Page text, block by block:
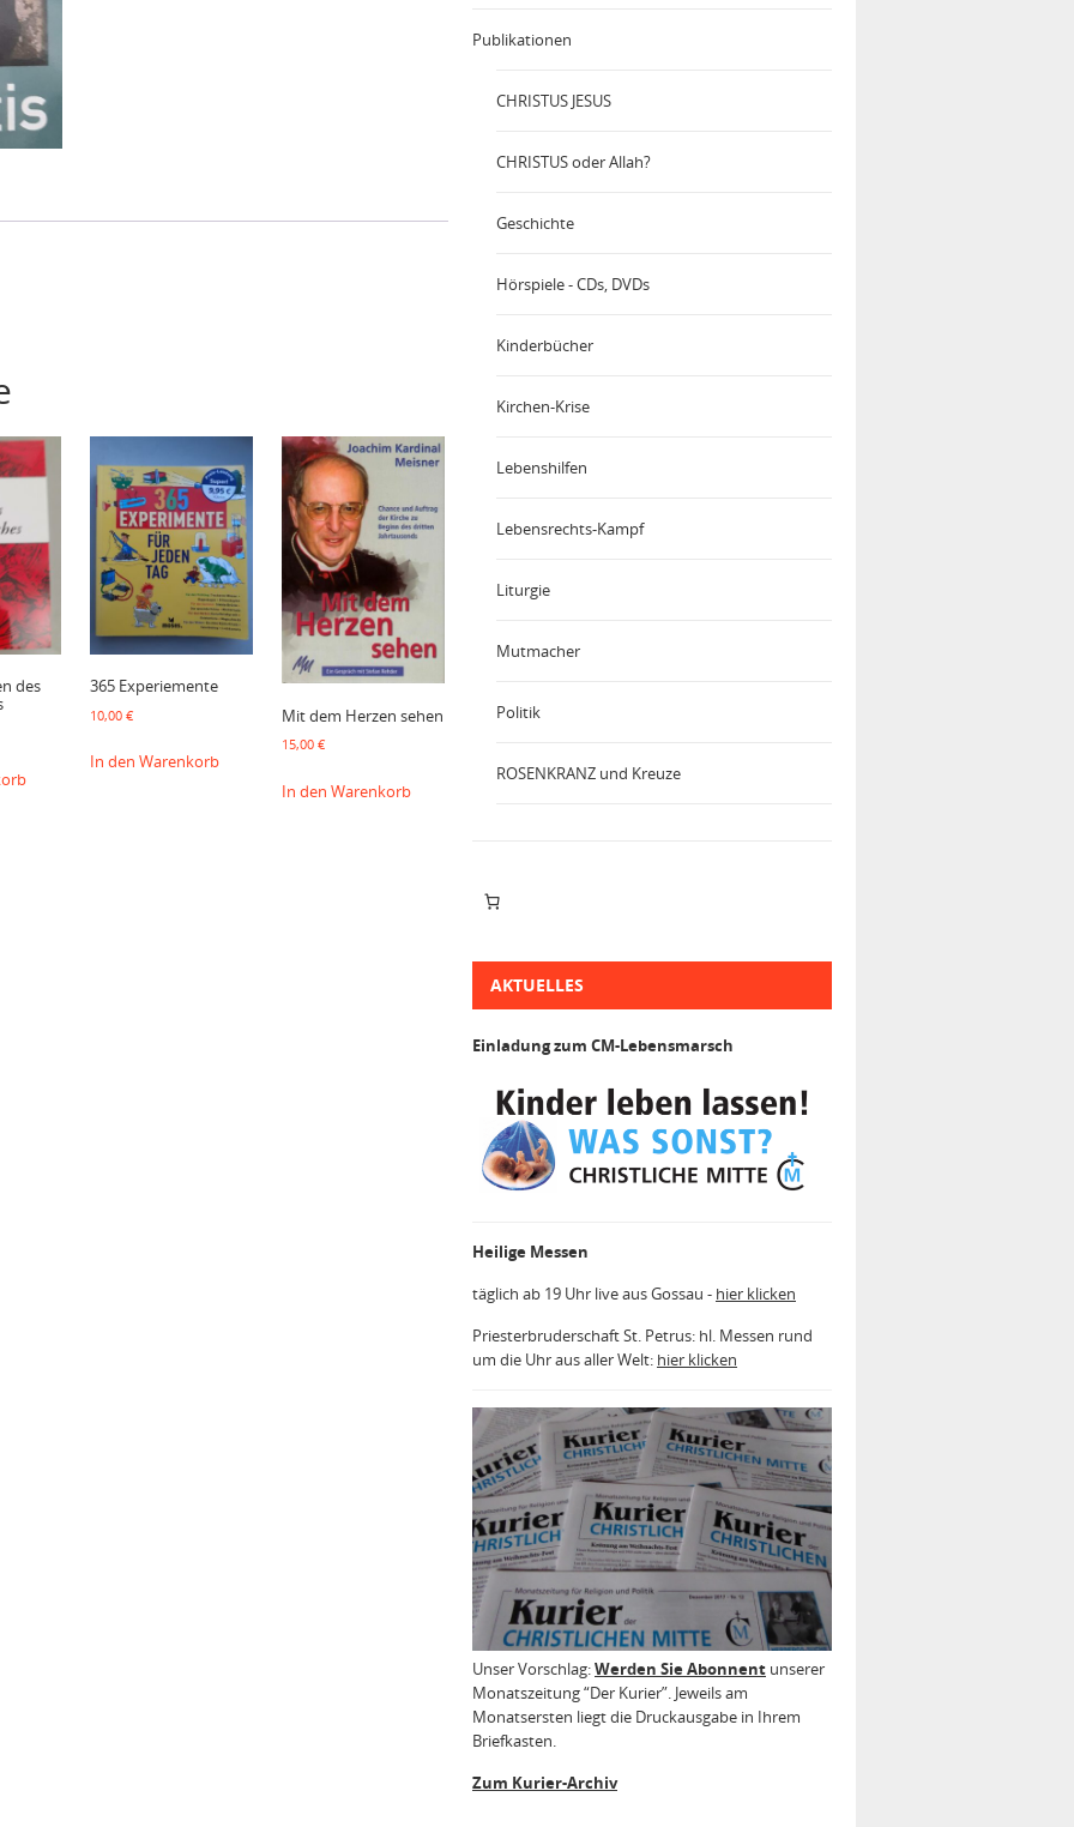
des
365 Experiemente
10,00 €
In den Warenkorb
Mit dem Herzen sehen
15,00 €
In den Warenkorb
Publikationen
CHRISTUS JESUS
CHRISTUS oder Allah?
Geschichte
Hörspiele - CDs, DVDs
Kinderbücher
Kirchen-Krise
Lebenshilfen
Lebensrechts-Kampf
Liturgie
Mutmacher
Politik
ROSENKRANZ und Kreuze
AKTUELLES
Einladung zum CM-Lebensmarsch
Heilige Messen
täglich ab 19 Uhr live aus Gossau - hier klicken
Priesterbruderschaft St. Petrus: hl. Messen rund
um die Uhr aus aller Welt: hier klicken
Unser Vorschlag:Werden Sie Abonnent unserer
Monatszeitung “Der Kurier”. Jeweils am
Monatsersten liegt die Druckausgabe in Ihrem
Briefkasten.
Zum Kurier-Archiv